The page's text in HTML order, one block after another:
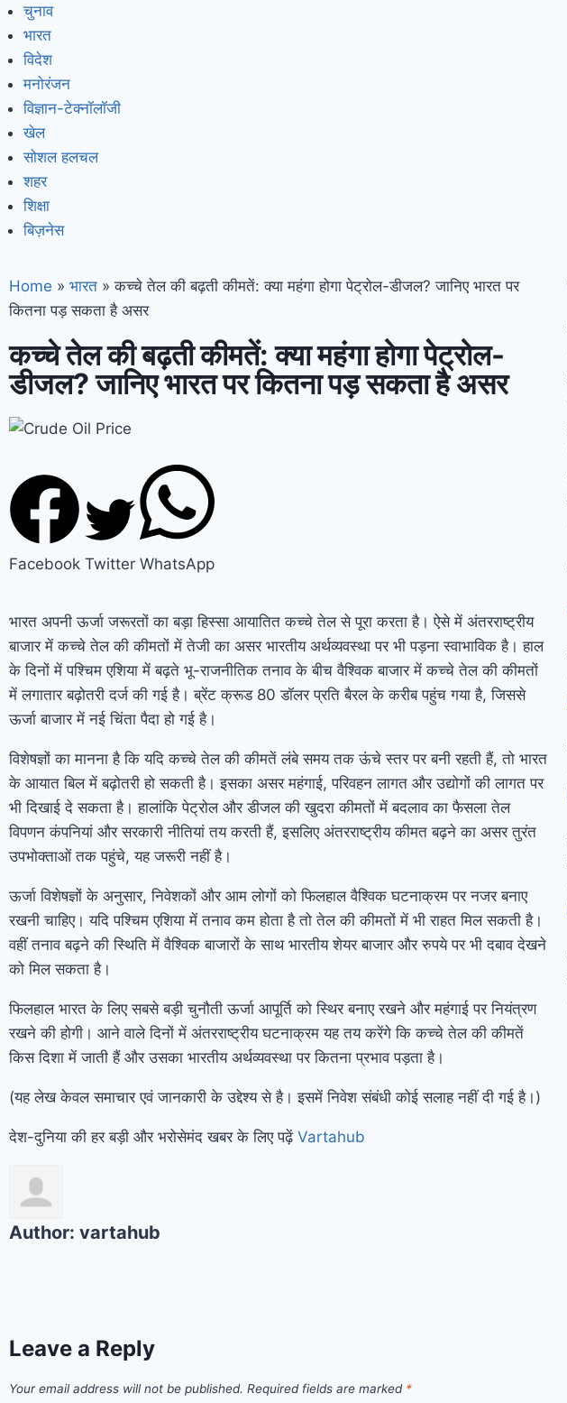
चुनाव
भारत
विदेश
मनोरंजन
विज्ञान-टेक्नॉलॉजी
खेल
सोशल हलचल
शहर
शिक्षा
बिज़नेस
Home » भारत » कच्चे तेल की बढ़ती कीमतें: क्या महंगा होगा पेट्रोल-डीजल? जानिए भारत पर
कितना पड़ सकता है असर
कच्चे तेल की बढ़ती कीमतें: क्या महंगा होगा पेट्रोल-
डीजल? जानिए भारत पर कितना पड़ सकता है असर
Facebook Twitter WhatsApp
भारत अपनी ऊर्जा जरूरतों का बड़ा हिस्सा आयातित कच्चे तेल से पूरा करता है। ऐसे में अंतरराष्ट्रीय
बाजार में कच्चे तेल की कीमतों में तेजी का असर भारतीय अर्थव्यवस्था पर भी पड़ना स्वाभाविक है। हाल
के दिनों में पश्चिम एशिया में बढ़ते भू-राजनीतिक तनाव के बीच वैश्विक बाजार में कच्चे तेल की कीमतों
में लगातार बढ़ोतरी दर्ज की गई है। ब्रेंट क्रूड 80 डॉलर प्रति बैरल के करीब पहुंच गया है, जिससे
ऊर्जा बाजार में नई चिंता पैदा हो गई है।
विशेषज्ञों का मानना है कि यदि कच्चे तेल की कीमतें लंबे समय तक ऊंचे स्तर पर बनी रहती हैं, तो भारत
के आयात बिल में बढ़ोतरी हो सकती है। इसका असर महंगाई, परिवहन लागत और उद्योगों की लागत पर
भी दिखाई दे सकता है। हालांकि पेट्रोल और डीजल की खुदरा कीमतों में बदलाव का फैसला तेल
विपणन कंपनियां और सरकारी नीतियां तय करती हैं, इसलिए अंतरराष्ट्रीय कीमत बढ़ने का असर तुरंत
उपभोक्ताओं तक पहुंचे, यह जरूरी नहीं है।
ऊर्जा विशेषज्ञों के अनुसार, निवेशकों और आम लोगों को फिलहाल वैश्विक घटनाक्रम पर नजर बनाए
रखनी चाहिए। यदि पश्चिम एशिया में तनाव कम होता है तो तेल की कीमतों में भी राहत मिल सकती है।
वहीं तनाव बढ़ने की स्थिति में वैश्विक बाजारों के साथ भारतीय शेयर बाजार और रुपये पर भी दबाव देखने
को मिल सकता है।
फिलहाल भारत के लिए सबसे बड़ी चुनौती ऊर्जा आपूर्ति को स्थिर बनाए रखने और महंगाई पर नियंत्रण
रखने की होगी। आने वाले दिनों में अंतरराष्ट्रीय घटनाक्रम यह तय करेंगे कि कच्चे तेल की कीमतें
किस दिशा में जाती हैं और उसका भारतीय अर्थव्यवस्था पर कितना प्रभाव पड़ता है।
(यह लेख केवल समाचार एवं जानकारी के उद्देश्य से है। इसमें निवेश संबंधी कोई सलाह नहीं दी गई है।)
देश-दुनिया की हर बड़ी और भरोसेमंद खबर के लिए पढ़ें Vartahub
Author: vartahub
Leave a Reply
Your email address will not be published. Required fields are marked *